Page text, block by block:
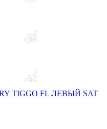
TIGGO FL ЛЕВЫЙ SAT